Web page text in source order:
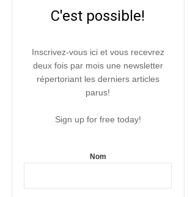
C'est possible!
Inscrivez-vous ici et vous recevrez
deux fois par mois une newsletter
répertoriant les derniers articles
parus!
Sign up for free today!
Nom